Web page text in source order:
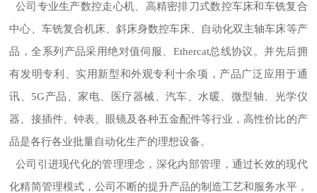
公司专业生产数控走心机、 高精密排刀式数控车床和车铣复合
中心、车铣复合机床、 斜床身数控车床、
自动化双主轴车床等产
品 ，全系列产品采用绝对值伺服、 Ethercat总线协议。并先后拥
有发明专利、实用新型和外观专利十余项， 产品广泛应用于通
讯、 5G产品、家电、医疗器械、汽车、水暖、微型轴、光学仪
器、接插件、钟表、眼镜及各种五金配件等行业，高性价比的产
品是各行各业批量自动化生产的理想设备。
公司引进现代化的管理理念，深化内部管理，通过长效的现代
化精简管理模式，公司不断的提升产品的制造工艺和服务水平，